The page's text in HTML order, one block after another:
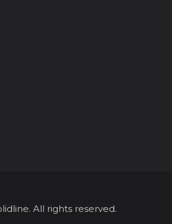
All rights reserved.